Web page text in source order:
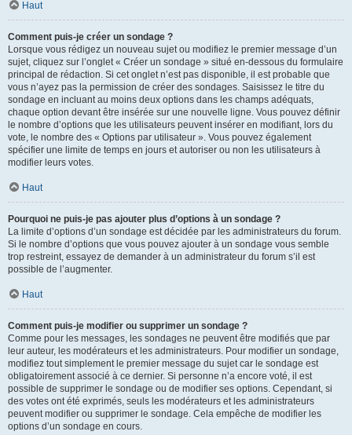
Haut
Comment puis-je créer un sondage ?
Lorsque vous rédigez un nouveau sujet ou modifiez le premier message d’un
sujet, cliquez sur l’onglet « Créer un sondage » situé en-dessous du formulaire
principal de rédaction. Si cet onglet n’est pas disponible, il est probable que
vous n’ayez pas la permission de créer des sondages. Saisissez le titre du
sondage en incluant au moins deux options dans les champs adéquats,
chaque option devant être insérée sur une nouvelle ligne. Vous pouvez définir
le nombre d’options que les utilisateurs peuvent insérer en modifiant, lors du
vote, le nombre des « Options par utilisateur ». Vous pouvez également
spécifier une limite de temps en jours et autoriser ou non les utilisateurs à
modifier leurs votes.
Haut
Pourquoi ne puis-je pas ajouter plus d’options à un sondage ?
La limite d’options d’un sondage est décidée par les administrateurs du forum.
Si le nombre d’options que vous pouvez ajouter à un sondage vous semble
trop restreint, essayez de demander à un administrateur du forum s’il est
possible de l’augmenter.
Haut
Comment puis-je modifier ou supprimer un sondage ?
Comme pour les messages, les sondages ne peuvent être modifiés que par
leur auteur, les modérateurs et les administrateurs. Pour modifier un sondage,
modifiez tout simplement le premier message du sujet car le sondage est
obligatoirement associé à ce dernier. Si personne n’a encore voté, il est
possible de supprimer le sondage ou de modifier ses options. Cependant, si
des votes ont été exprimés, seuls les modérateurs et les administrateurs
peuvent modifier ou supprimer le sondage. Cela empêche de modifier les
options d’un sondage en cours.